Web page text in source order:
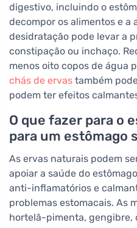
digestivo, incluindo o
decompor os alimentos e a
desidratação pode levar a
constipação ou inchaço.
menos oito copos de água
chás de ervas também
podem ter efeitos
O que fazer para o
para um estômago
As ervas naturais podem
apoiar a saúde do
anti-inflamatórios e
problemas estomacais. As
hortelã-pimenta, gengibre,